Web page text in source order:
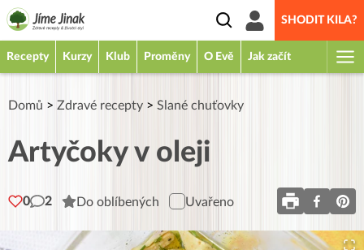
SHODIT KILA?
Recepty Kurzy Klub Proměny O Evě Jak začít
Domů > Zdravé recepty > Slané chuťovky
Artyčoky v oleji
0 2 Do oblíbených Uvařeno